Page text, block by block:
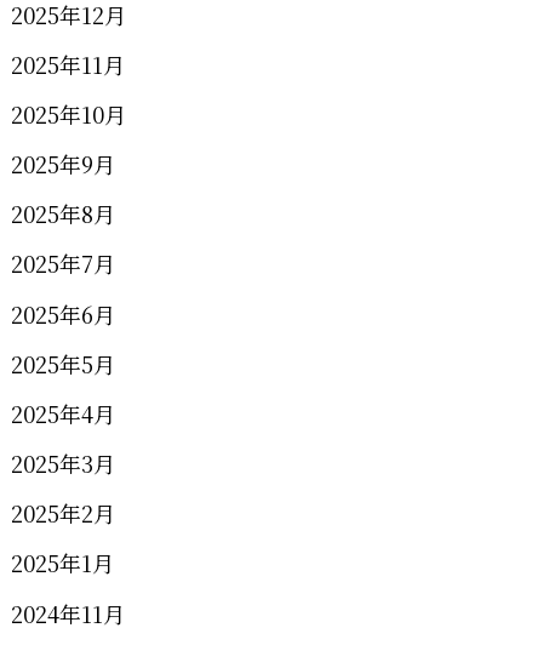
2025年12月
2025年11月
2025年10月
2025年9月
2025年8月
2025年7月
2025年6月
2025年5月
2025年4月
2025年3月
2025年2月
2025年1月
2024年11月